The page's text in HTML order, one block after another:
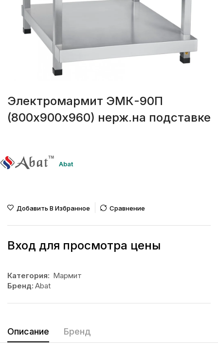
Электромармит ЭМК-90П
(800х900х960) нерж.на подставке
Abat
Добавить В Избранное Сравнение
Вход для просмотра цены
Категория: Мармит
Бренд: Abat
Описание Бренд